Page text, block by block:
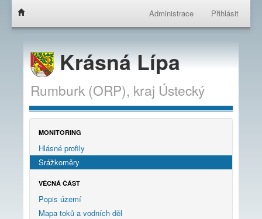
Administrace Přihlásit
Krásná Lípa
Rumburk (ORP), kraj Ústecký
MONITORING
Hlásné profily
Srážkoměry
VĚCNÁ ČÁST
Popis území
Mapa toků a vodních děl